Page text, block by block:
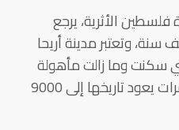
فلسطين الأثرية، يرجع
إلى ما قبل 10 _11 ألف سنة، وتعتبر مدينة أريحا
سكنت وما زالت مأهولة
بالسكان، بدليل وجود مستعمرات يعود تاريخها إلى 9000